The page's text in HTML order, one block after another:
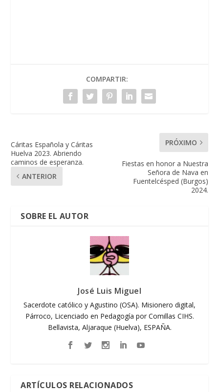
COMPARTIR:
Cáritas Española y Cáritas
Huelva 2023. Abriendo
caminos de esperanza.
ANTERIOR
PRÓXIMO
Fiestas en honor a Nuestra
Señora de Nava en
Fuentelcésped (Burgos)
2024.
SOBRE EL AUTOR
José Luis Miguel
Sacerdote católico y Agustino (OSA). Misionero digital,
Párroco, Licenciado en Pedagogía por Comillas CIHS.
Bellavista, Aljaraque (Huelva), ESPAÑA.
ARTÍCULOS RELACIONADOS